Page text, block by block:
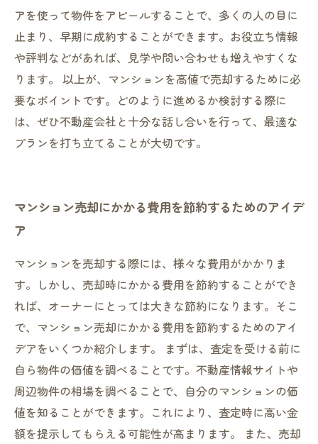
アを使って物件をアピールすることで、多くの人の目に
止まり、早期に成約することができます。お役立ち情報
や評判などがあれば、見学や問い合わせも増えやすくな
ります。 以上が、マンションを高値で売却するために必
要なポイントです。どのように進めるか検討する際に
は、ぜひ不動産会社と十分な話し合いを行って、最適な
プランを打ち立てることが大切です。
マンション売却にかかる費用を節約するためのアイデ
ア
マンションを売却する際には、様々な費用がかかりま
す。しかし、売却時にかかる費用を節約することができ
れば、オーナーにとっては大きな節約になります。そこ
で、マンション売却にかかる費用を節約するためのアイ
デアをいくつか紹介します。 まずは、査定を受ける前に
自ら物件の価値を調べることです。不動産情報サイトや
周辺物件の相場を調べることで、自分のマンションの価
値を知ることができます。これにより、査定時に高い金
額を提示してもらえる可能性が高まります。 また、売却